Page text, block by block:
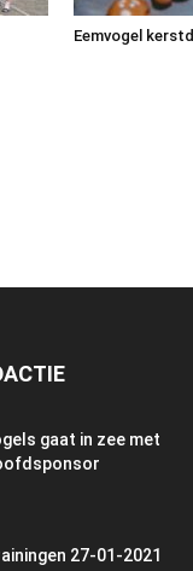
Eemvogel
gaat in zee met
27-01-2021